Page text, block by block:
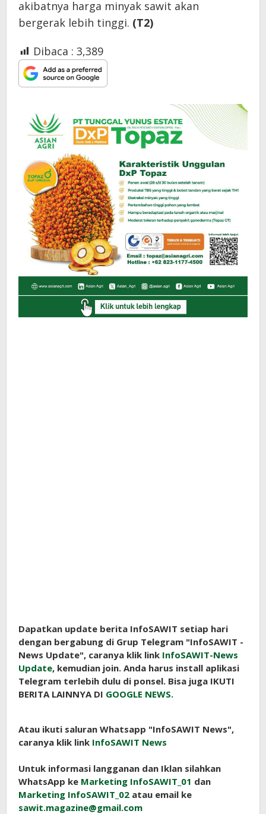
akibatnya harga minyak sawit akan
bergerak lebih tinggi. (T2)
Dibaca : 3,389
Dapatkan update berita InfoSAWIT setiap hari
dengan bergabung di Grup Telegram "InfoSAWIT -
News Update", caranya klik link InfoSAWIT-News
Update, kemudian join. Anda harus install aplikasi
Telegram terlebih dulu di ponsel. Bisa juga IKUTI
BERITA LAINNYA DI GOOGLE NEWS.
Atau ikuti saluran Whatsapp "InfoSAWIT News",
caranya klik link InfoSAWIT News
Untuk informasi langganan dan Iklan silahkan
WhatsApp ke Marketing InfoSAWIT_01 dan
Marketing InfoSAWIT_02 atau email ke
sawit.magazine@gmail.com